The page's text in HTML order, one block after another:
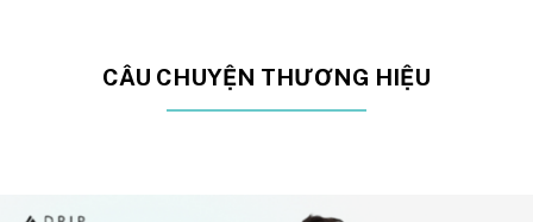
CÂU CHUYỆN THƯƠNG HIỆU